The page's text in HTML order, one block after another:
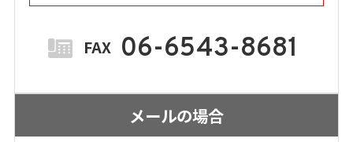
FAX 06-6543-8681
メールの場合